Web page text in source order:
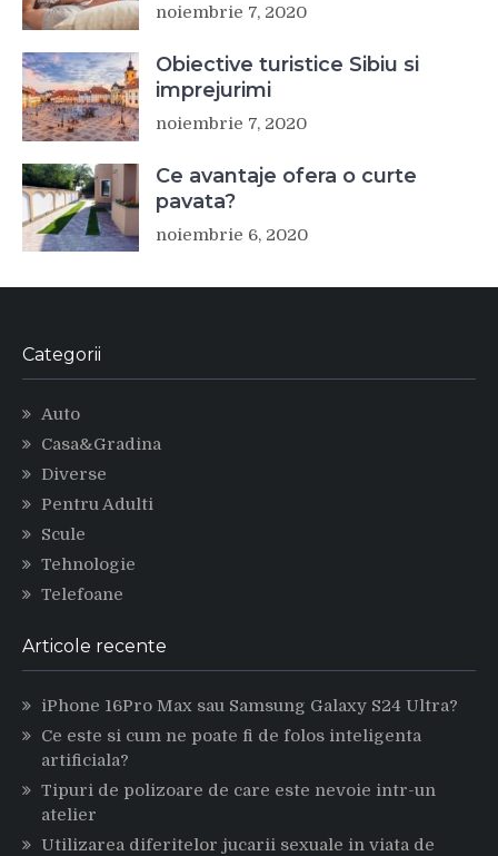
noiembrie 7, 2020
Obiective turistice Sibiu si
imprejurimi
noiembrie 7, 2020
Ce avantaje ofera o curte
pavata?
noiembrie 6, 2020
Categorii
Auto
Casa&Gradina
Diverse
Pentru Adulti
Scule
Tehnologie
Telefoane
Articole recente
iPhone 16Pro Max sau Samsung Galaxy S24 Ultra?
Ce este si cum ne poate fi de folos inteligenta
artificiala?
Tipuri de polizoare de care este nevoie intr-un
atelier
Utilizarea diferitelor jucarii sexuale in viata de